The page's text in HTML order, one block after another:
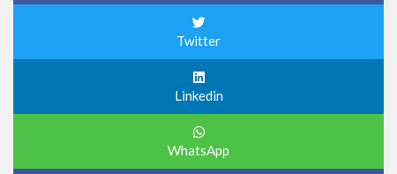
Twitter
Linkedin
WhatsApp